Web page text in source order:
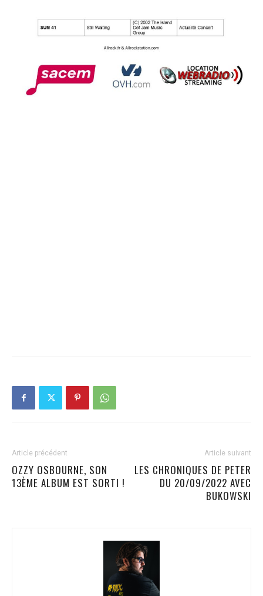
Article précédent
OZZY OSBOURNE, SON
13ÈME ALBUM EST SORTI !
Article suivant
LES CHRONIQUES DE PETER
DU 20/09/2022 AVEC
BUKOWSKI